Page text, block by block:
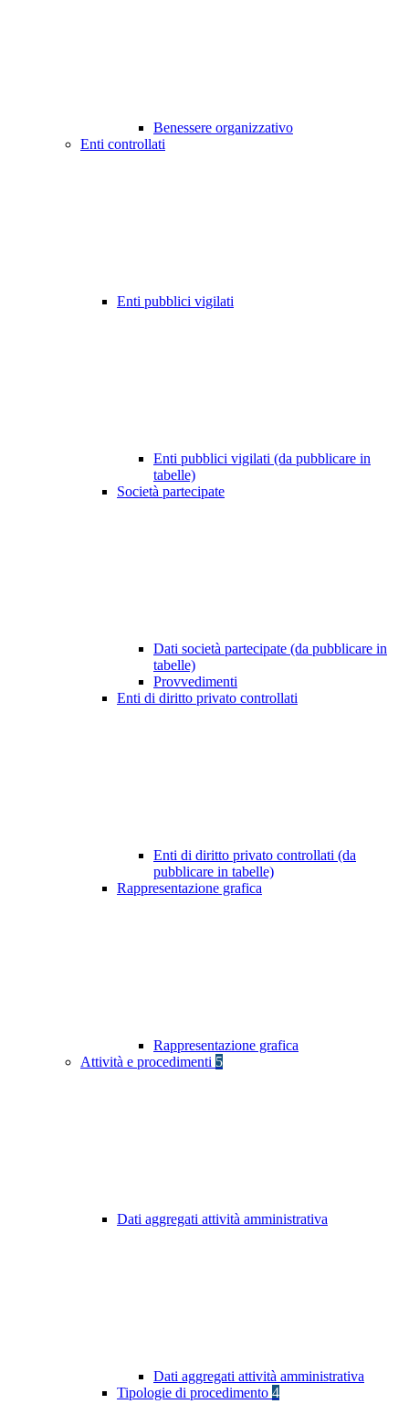
Benessere organizzativo
Enti controllati
Enti pubblici vigilati
Enti pubblici vigilati (da pubblicare in
tabelle)
Società partecipate
Dati società partecipate (da pubblicare in
tabelle)
Provvedimenti
Enti di diritto privato controllati
Enti di diritto privato controllati (da
pubblicare in tabelle)
Rappresentazione grafica
Rappresentazione grafica
Attività e procedimenti 5
Dati aggregati attività amministrativa
Dati aggregati attività amministrativa
Tipologie di procedimento 4